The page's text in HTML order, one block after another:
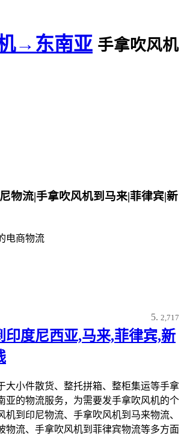
→东南亚 手拿吹风机
物流|手拿吹风机到马来|菲律宾|新
电商物流
2,717
印度尼西亚,马来,菲律宾,新
大小件散货、整托拼箱、整柜集运等手拿
亚的物流服务，为需要发手拿吹风机的个
机到印尼物流、手拿吹风机到马来物流、
物流、手拿吹风机到菲律宾物流等多方面